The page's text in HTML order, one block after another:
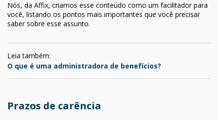
Nós, da Affix, criamos esse conteúdo como um facilitador para
você, listando os pontos mais importantes que você precisar
saber sobre esse assunto.
Leia também:
O que é uma administradora de benefícios?
Prazos de carência